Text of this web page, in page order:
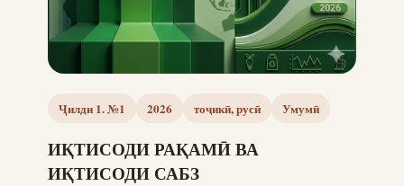
Ҷилди 1. №1 2026 тоҷикӣ, русӣ Умумӣ
ИҚТИСОДИ РАҚАМӢ ВА
ИҚТИСОДИ САБЗ